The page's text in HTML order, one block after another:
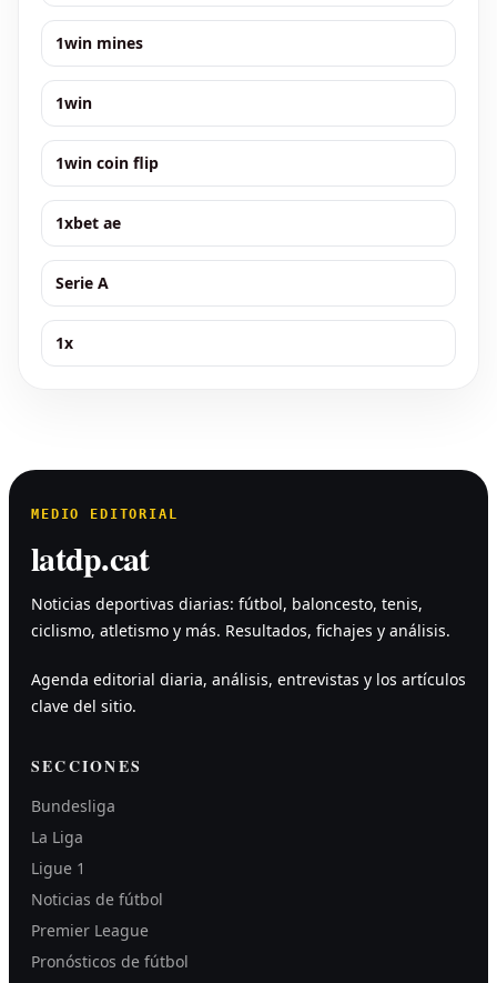
1win mines
1win
1win coin flip
1xbet ae
Serie A
1x
MEDIO EDITORIAL
latdp.cat
Noticias deportivas diarias: fútbol, baloncesto, tenis,
ciclismo, atletismo y más. Resultados, fichajes y análisis.
Agenda editorial diaria, análisis, entrevistas y los artículos
clave del sitio.
SECCIONES
Bundesliga
La Liga
Ligue 1
Noticias de fútbol
Premier League
Pronósticos de fútbol